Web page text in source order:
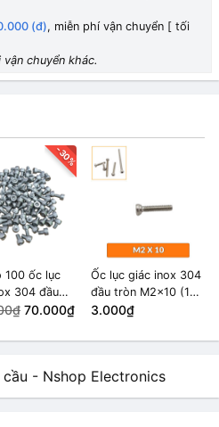
HẾT HÀNG
(đ), miễn phí vận chuyển [ tối
chuyển khác.
-30%
100 ốc lục
304 đầu
70.000₫
Ốc lục giác inox 304
đầu tròn M2x10 (10
con)
3.000₫